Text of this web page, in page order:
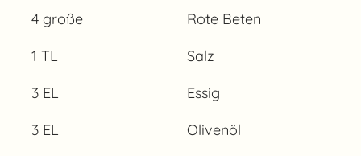
4 große
Rote Beten
1 TL
Salz
3 EL
Essig
3 EL
Olivenöl